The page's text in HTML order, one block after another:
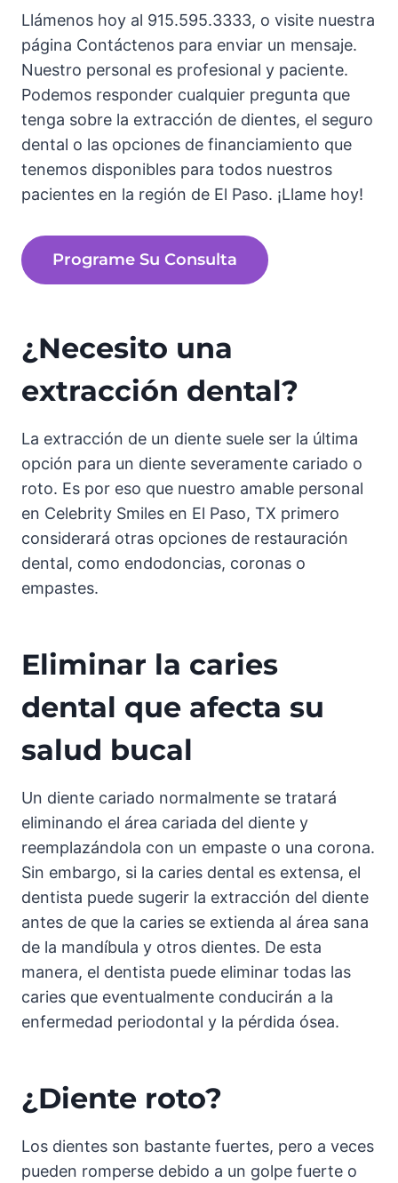
Llámenos hoy al 915.595.3333, o visite nuestra
página Contáctenos para enviar un mensaje.
Nuestro personal es profesional y paciente.
Podemos responder cualquier pregunta que
tenga sobre la extracción de dientes, el seguro
dental o las opciones de financiamiento que
tenemos disponibles para todos nuestros
pacientes en la región de El Paso. ¡Llame hoy!
Programe Su Consulta
¿Necesito una
extracción dental?
La extracción de un diente suele ser la última
opción para un diente severamente cariado o
roto. Es por eso que nuestro amable personal
en Celebrity Smiles en El Paso, TX primero
considerará otras opciones de restauración
dental, como endodoncias, coronas o
empastes.
Eliminar la caries
dental que afecta su
salud bucal
Un diente cariado normalmente se tratará
eliminando el área cariada del diente y
reemplazándola con un empaste o una corona.
Sin embargo, si la caries dental es extensa, el
dentista puede sugerir la extracción del diente
antes de que la caries se extienda al área sana
de la mandíbula y otros dientes. De esta
manera, el dentista puede eliminar todas las
caries que eventualmente conducirán a la
enfermedad periodontal y la pérdida ósea.
¿Diente roto?
Los dientes son bastante fuertes, pero a veces
pueden romperse debido a un golpe fuerte o